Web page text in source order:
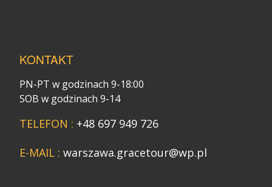
KONTAKT
PN-PT w godzinach 9-18:00
SOB w godzinach 9-14
TELEFON : +48 697 949 726
E-MAIL : warszawa.gracetour@wp.pl